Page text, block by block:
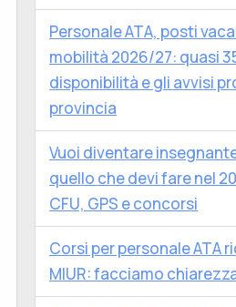
Personale ATA, posti
mobilità 2026/27: quasi
disponibilità e gli avvisi
provincia
Vuoi diventare
quello che devi fare nel
CFU, GPS e concorsi
Corsi per personale ATA
MIUR: facciamo